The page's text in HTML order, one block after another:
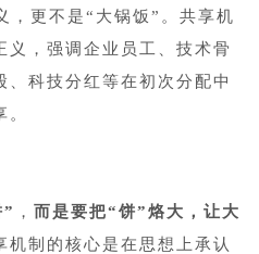
，更不是“大锅饭”。共享机
义，强调企业员工、技术骨
科技分红等在初次分配中
， 而是要把“饼”烙大，让大
机制的核心是在思想上承认